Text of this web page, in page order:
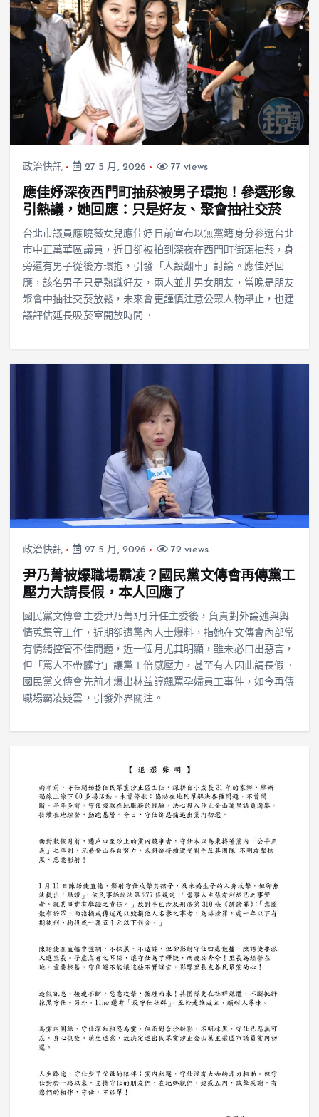
政治快訊 27 5 月, 2026 77 views
應佳妤深夜西門町抽菸被男子環抱！參選形象
引熱議，她回應：只是好友、聚會抽社交菸
台北市議員應曉薇女兒應佳妤日前宣布以無黨籍身分參選台北
市中正萬華區議員，近日卻被拍到深夜在西門町街頭抽菸，身
旁還有男子從後方環抱，引發「人設翻車」討論。應佳妤回
應，該名男子只是熟識好友，兩人並非男女朋友，當晚是朋友
聚會中抽社交菸放鬆，未來會更謹慎注意公眾人物舉止，也建
議評估延長吸菸室開放時間。
政治快訊 27 5 月, 2026 72 views
尹乃菁被爆職場霸凌？國民黨文傳會再傳黨工
壓力大請長假，本人回應了
國民黨文傳會主委尹乃菁3月升任主委後，負責對外論述與輿
情蒐集等工作，近期卻遭黨內人士爆料，指她在文傳會內部常
有情緒控管不佳問題，近一個月尤其明顯，雖未必口出惡言，
但「罵人不帶髒字」讓黨工倍感壓力，甚至有人因此請長假。
國民黨文傳會先前才爆出林益諄飆罵孕婦員工事件，如今再傳
職場霸凌疑雲，引發外界關注。